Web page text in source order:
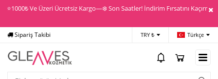
⭐️1000₺ Ve Üzeri Ücretsiz Kargo—❄️ Son Saatler! İndirim Fırsatını
Sipariş Takibi TRY ₺ Türkçe